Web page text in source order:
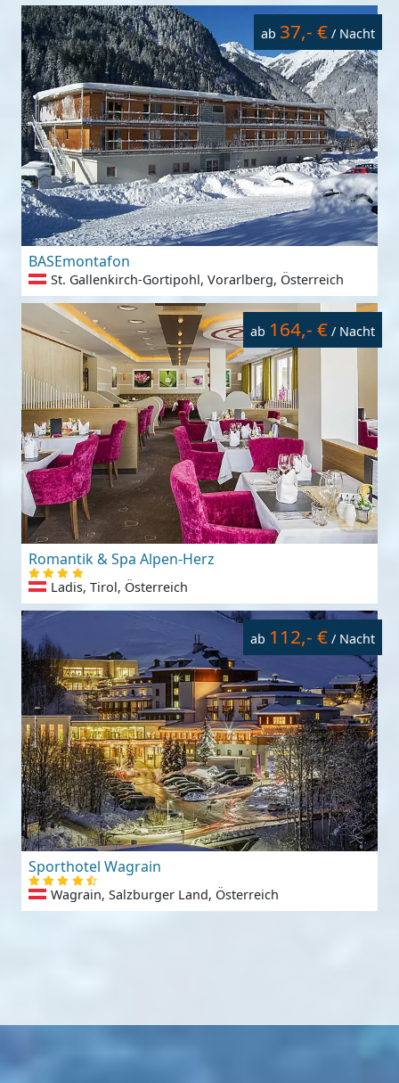
ab 37,- € / Nacht
BASEmontafon
St. Gallenkirch-Gortipohl, Vorarlberg, Österreich
ab 164,- € / Nacht
Romantik & Spa Alpen-Herz
Ladis, Tirol, Österreich
ab 112,- € / Nacht
Sporthotel Wagrain
Wagrain, Salzburger Land, Österreich